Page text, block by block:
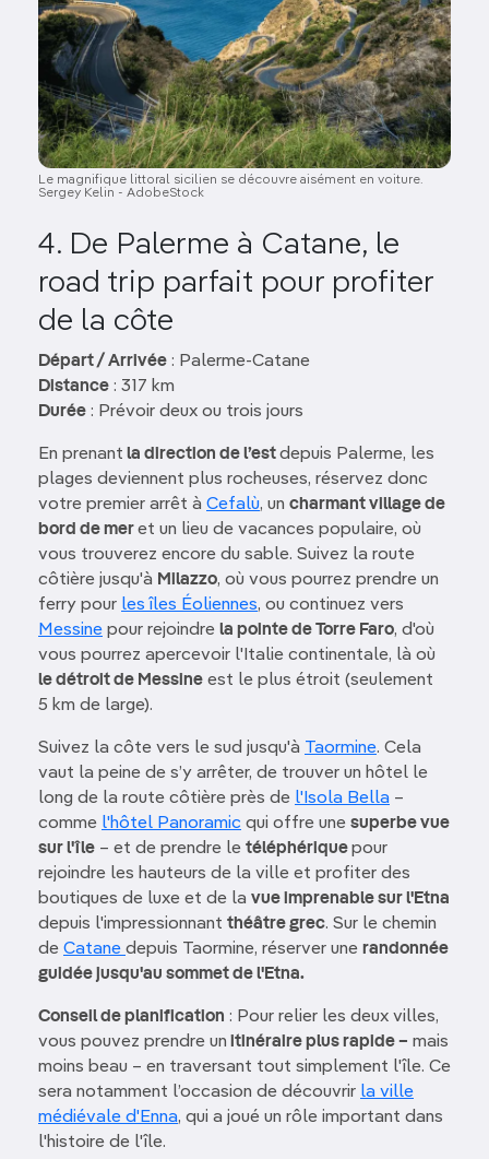
Le magnifique littoral sicilien se découvre aisément en voiture.
Sergey Kelin - AdobeStock
4. De Palerme à Catane, le
road trip parfait pour profiter
de la côte
Départ / Arrivée : Palerme-Catane
Distance : 317 km
Durée : Prévoir deux ou trois jours
En prenant la direction de l’estdepuis Palerme, les
plages deviennent plus rocheuses, réservez donc
votre premier arrêt à Cefalù, un charmant village de
bord de meret un lieu de vacances populaire, où
vous trouverez encore du sable. Suivez la route
côtière jusqu'à Milazzo, où vous pourrez prendre un
ferry pour les îles Éoliennes, ou continuez vers
Messine pour rejoindre la pointe de Torre Faro, d'où
vous pourrez apercevoir l'Italie continentale, là où
le détroit de Messine est le plus étroit (seulement
5 km de large).
Suivez la côte vers le sud jusqu'à Taormine. Cela
vaut la peine de s’y arrêter, de trouver un hôtel le
long de la route côtière près de l'Isola Bella –
comme l'hôtel Panoramic qui offre une superbe vue
sur l'île – et de prendre le téléphériquepour
rejoindre les hauteurs de la ville et profiter des
boutiques de luxe et de la vue imprenable sur l'Etna
depuis l'impressionnant théâtre grec. Sur le chemin
de Catane depuis Taormine, réserver une randonnée
guidée jusqu'au sommet de l'Etna.
Conseil de planification : Pour relier les deux villes,
vous pouvez prendre un itinéraire plus rapide – mais
moins beau – en traversant tout simplement l'île. Ce
sera notamment l’occasion de découvrir la ville
médiévale d'Enna, qui a joué un rôle important dans
l'histoire de l'île.